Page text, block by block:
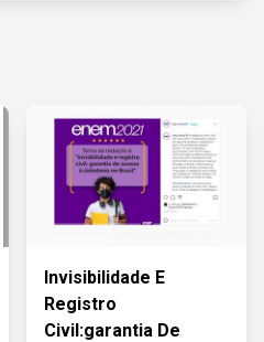
Invisibilidade E
Registro
Civil:garantia De